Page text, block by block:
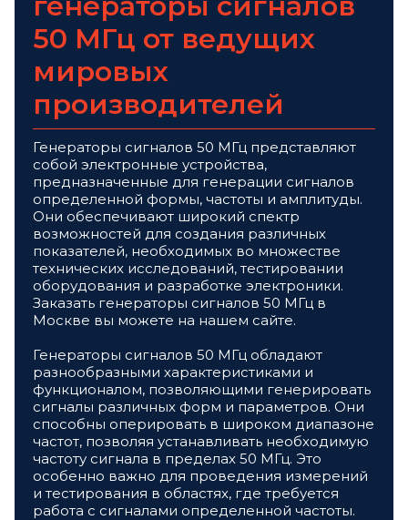
50 МГц от ведущих
мировых
производителей
Генераторы сигналов 50 МГц представляют
собой электронные устройства,
предназначенные для генерации сигналов
определенной формы, частоты и амплитуды.
Они обеспечивают широкий спектр
возможностей для создания различных
показателей, необходимых во множестве
технических исследований, тестировании
оборудования и разработке электроники.
Заказать генераторы сигналов 50 МГц в
Москве вы можете на нашем сайте.
Генераторы сигналов 50 МГц обладают
разнообразными характеристиками и
функционалом, позволяющими генерировать
сигналы различных форм и параметров. Они
способны оперировать в широком диапазоне
частот, позволяя устанавливать необходимую
частоту сигнала в пределах 50 МГц. Это
особенно важно для проведения измерений
и тестирования в областях, где требуется
работа с сигналами определенной частоты.